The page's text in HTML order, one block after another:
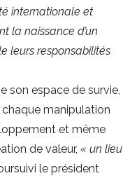
internationale et
la naissance d’un
leurs responsabilités
son espace de survie,
chaque manipulation
et même
de valeur, « un lieu
le président